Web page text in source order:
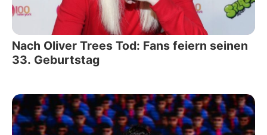
Nach Oliver Trees Tod: Fans feiern seinen
33. Geburtstag